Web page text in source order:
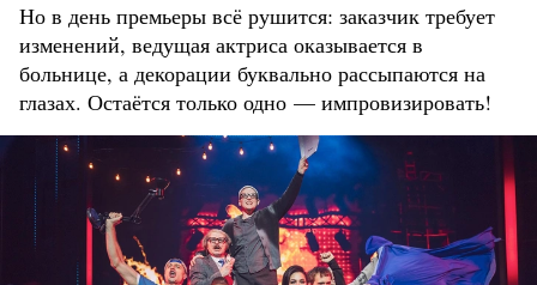
Но в день премьеры всё рушится: заказчик требует
изменений, ведущая актриса оказывается в
больнице, а декорации буквально рассыпаются на
глазах. Остаётся только одно — импровизировать!